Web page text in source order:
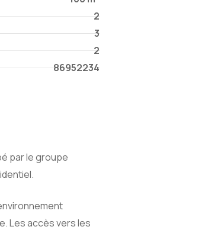
2
3
2
86952234
par le groupe
Les accès vers les